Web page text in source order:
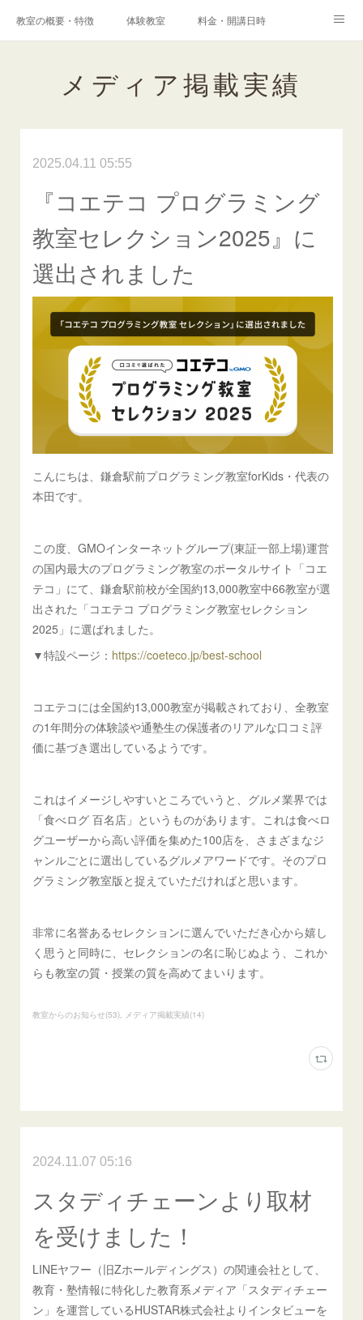
教室の概要・特徴 体験教室 料金・開講日時
港南台プログラミング教室 コンテスト・検定
メディア掲載実績
2025.04.11 05:55
『コエテコ プログラミング
教室セレクション2025』に
選出されました
こんにちは、鎌倉駅前プログラミング教室forKids・代表の
本田です。
この度、GMOインターネットグループ(東証一部上場)運営
の国内最大のプログラミング教室のポータルサイト「コエ
テコ」にて、鎌倉駅前校が全国約13,000教室中66教室が選
出された「コエテコ プログラミング教室セレクション
2025」に選ばれました。
▼特設ページ： https://coeteco.jp/best-school
コエテコには全国約13,000教室が掲載されており、全教室
の1年間分の体験談や通塾生の保護者のリアルな口コミ評
価に基づき選出しているようです。
これはイメージしやすいところでいうと、グルメ業界では
「食べログ 百名店」というものがあります。これは食べロ
グユーザーから高い評価を集めた100店を、さまざまなジ
ャンルごとに選出しているグルメアワードです。そのプロ
グラミング教室版と捉えていただければと思います。
非常に名誉あるセレクションに選んでいただき心から嬉し
く思うと同時に、セレクションの名に恥じぬよう、これか
らも教室の質・授業の質を高めてまいります。
教室からのお知らせ(53) メディア掲載実績(14)
2024.11.07 05:16
スタディチェーンより取材
を受けました！
LINEヤフー（旧Zホールディングス）の関連会社として、
教育・塾情報に特化した教育系メディア「スタディチェー
ン」を運営しているHUSTAR株式会社よりインタビューを